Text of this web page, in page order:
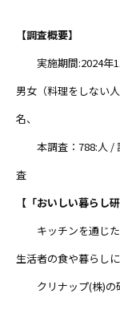
【調査概要】
実施期間:2024年11
男女（料理をしない
名、
本調査：788:人 /
査
【「おいしい暮らし
キッチンを通じた
生活者の食や暮らし
クリナップ(株)の研